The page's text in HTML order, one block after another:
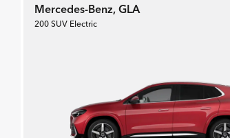
Mercedes-Benz, GLA
200 SUV Electric